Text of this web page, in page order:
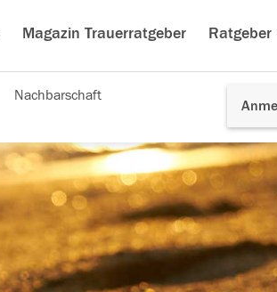
Magazin Trauerratgeber Ratgeber
Nachbarschaft